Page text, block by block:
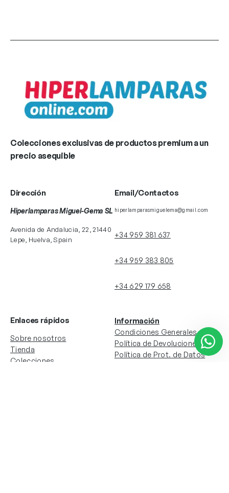
Colecciones exclusivas de productos premium a un
precio asequible
Dirección
Hiperlamparas Miguel-Gema SL
Avenida de Andalucia, 22, 21440
Lepe, Huelva, Spain
Email/Contactos
hiperlamparasmiguelema@gmail.com
+34 959 381 637
+34 959 383 805
+34 629 179 658
Enlaces rápidos
Sobre nosotros
Tienda
Colecciones
Información
Condiciones Generales
Política de Devoluciones
Política de Prot. de Datos